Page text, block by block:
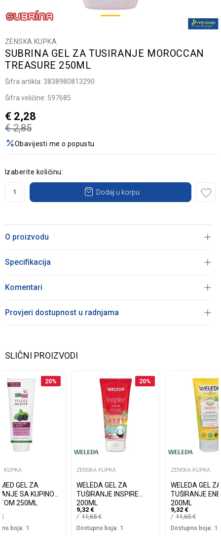
ZENSKA KUPKA
SUBRINA GEL ZA TUSIRANJE MOROCCAN
TREASURE 250ML
Šifra artikla: 3838980813290
Šifra veličine: 597685
€ 2,85
€ 2,28
Obavijesti me o popustu
Izaberite količinu:
Dodaj u korpu
O proizvodu
Specifikacija
Komentari
Provjeri dostupnost u radnjama
SLIČNI PROIZVODI
20%
KUPKA
GEL ZA
KUPINOM
250ML
€
boja: 1
20%
ZENSKA KUPKA
WELEDA GEL ZA
TUŠIRANJE INSPIRE
200ML
9,32 €
11,65€
Dostupno boja: 1
ZENSKA KUPKA
WELEDA GEL ZA
TUŠIRANJE
200ML
9,32 €
11,65€
Dostupno boja: 1